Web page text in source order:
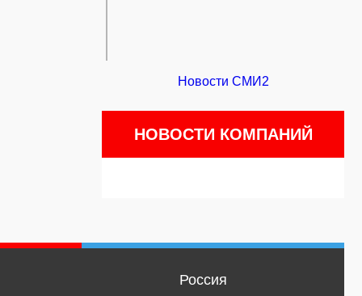
Новости СМИ2
НОВОСТИ КОМПАНИЙ
Россия